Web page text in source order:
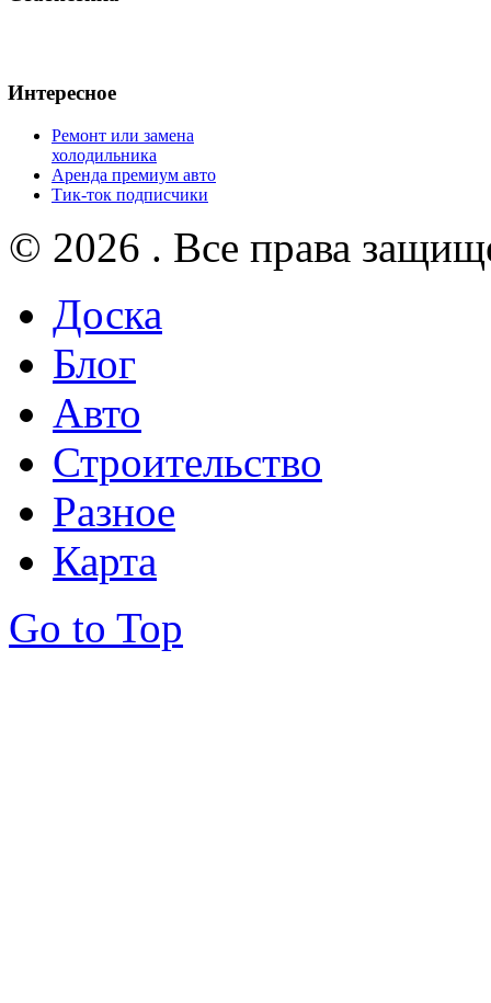
Интересное
Ремонт или замена
холодильника
Аренда премиум авто
Тик-ток подписчики
© 2026 . Все права
Доска
Блог
Авто
Строительство
Разное
Карта
Go to Top